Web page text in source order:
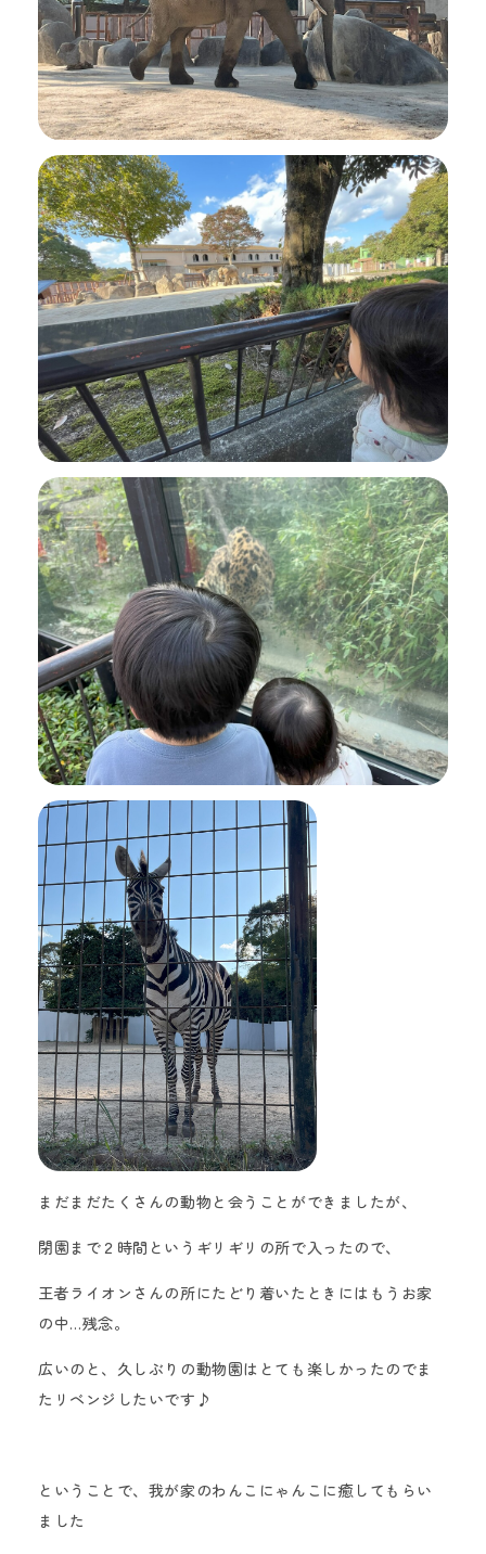
まだまだたくさんの動物と会うことができましたが、
閉園まで２時間というギリギリの所で入ったので、
王者ライオンさんの所にたどり着いたときにはもうお家
の中…残念。
広いのと、久しぶりの動物園はとても楽しかったのでま
たリベンジしたいです♪
ということで、我が家のわんこにゃんこに癒してもらい
ました